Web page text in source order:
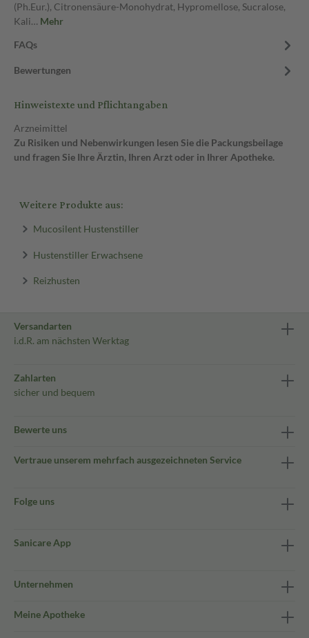
(Ph.Eur.), Citronensäure-Monohydrat, Hypromellose, Sucralose,
Kali… Mehr
FAQs
Bewertungen
Hinweistexte und Pflichtangaben
Arzneimittel
Zu Risiken und Nebenwirkungen lesen Sie die Packungsbeilage
und fragen Sie Ihre Ärztin, Ihren Arzt oder in Ihrer Apotheke.
Weitere Produkte aus:
Mucosilent Hustenstiller
Hustenstiller Erwachsene
Reizhusten
Versandarten
i.d.R. am nächsten Werktag
Zahlarten
sicher und bequem
Bewerte uns
Vertraue unserem mehrfach ausgezeichneten Service
Folge uns
Sanicare App
Unternehmen
Meine Apotheke